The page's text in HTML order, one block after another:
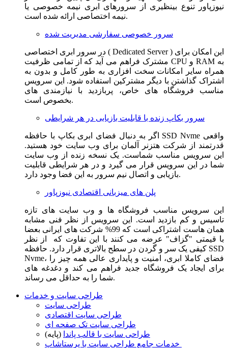
نیوزپاور تنوع بینظیری از سرورهای ابری نیمه خصوصی یا
نیمه اختصاصی ارائه شده است.
سرور خصوصی سفارشی مدیریت شده
در سرور ابری اختصاصی ( Dedicated Server ) این امکان برای
مشترک فراهم می آید که از تمامی ظرفیت CPU و RAM به
همراه سایر امکانات سخت افزاری به طور کامل و بدون به
اشتراک گذاشتن با دیگر مشترکین استفاده شود. این سرویس
مناسب فروشگاه های خاص، پربازدید با نیازمندی های
بخصوص است.
سرور بکاپ زنده با قابلیت بازیابی در هر شرایطی
اگر به دنبال فضای ابری بکاپ با حافظه SSD Nvme واقعی
قدرتمند از شرکت هتزنر آلمان برای وب سایت خود هستید.
این سرویس مناسب شماست. یک نسخه زنده از وب سایت
شما در این سرویس قرار می گیرد و در هر شرایطی قابلیت
بازیابی و اتصال نیم سرور به این فضا وجود دارد.
پلن های میزبانی اقتصادی نیوزپاور
این سرویس مناسب فروشگاه ها و وب سایت های تازه
تاسیس و کم بازدید است. این سرویس از نظر فنی مشابه
همان هاست اشتراکی است که 99% شرکت های ایرانی بعضا
با قیمتی "گزاف" عرضه می کنند با این تفاوت که از نظر
کیفی یک سر و گردن در سطح بالاتری قرار دارد. حافظه SSD
Nvme، فضای کاملا ابری، امنیت و پایداری عالی همه چیز را
برای ایجاد یک فروشگاه جدید فراهم می کند و دغدغه های
شما را به حداقل می رساند.
طراحی سایت و خدمات
طراحی سایت
طراحی سایت اقتصادی
طراحی سایت تک صفحه ای
طراحی سایت با قالب پاندا (پایه)